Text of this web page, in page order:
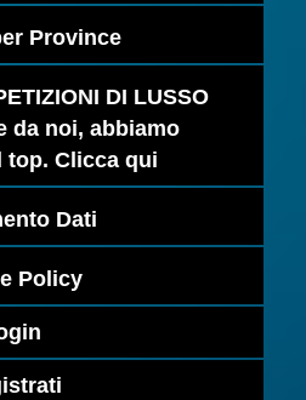
Province
DI LUSSO
da noi, abbiamo
top. Clicca qui
Dati
Policy